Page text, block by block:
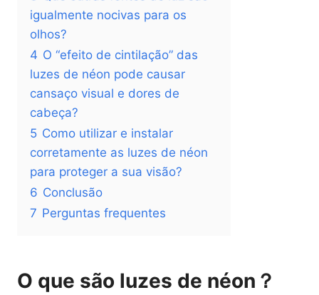
igualmente nocivas para os
olhos?
4 O “efeito de cintilação” das
luzes de néon pode causar
cansaço visual e dores de
cabeça?
5 Como utilizar e instalar
corretamente as luzes de néon
para proteger a sua visão?
6 Conclusão
7 Perguntas frequentes
O que são luzes de néon？